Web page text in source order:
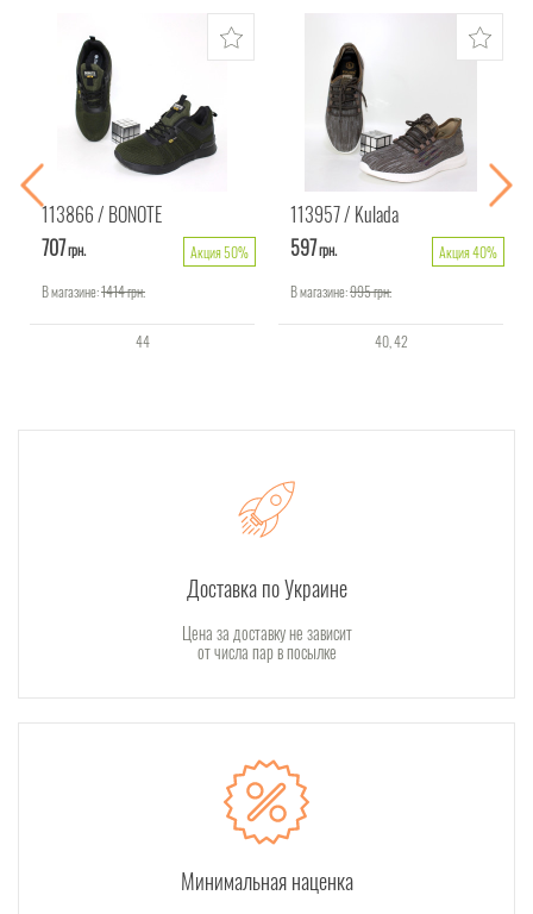
113866 BONOTE
707грн.
Акция 50%
В магазине:1414грн.
44
113957 Kulada
597грн.
Акция 40%
В магазине:995грн.
40 42
Доставка по Украине
Цена за доставку не зависит
от числа пар в посылке
Минимальная наценка